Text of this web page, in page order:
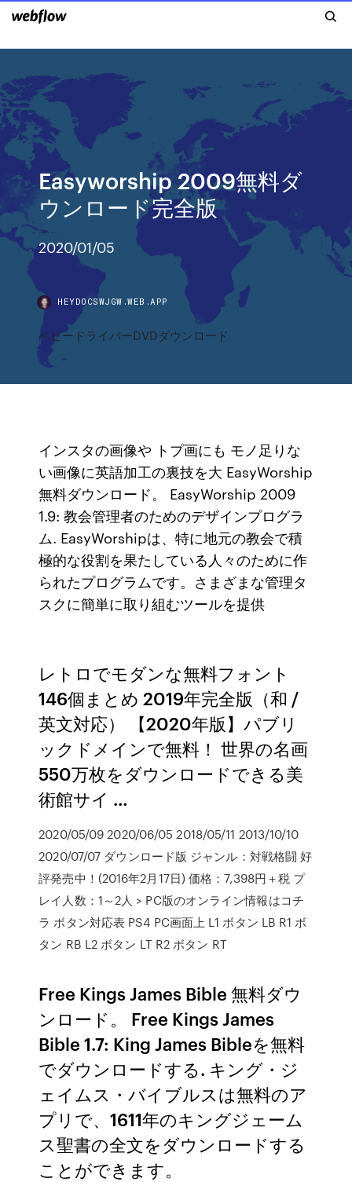
Easyworship 2009無料ダ
ウンロード完全版
2020/01/05
HEYDOCSWJGW.WEB.APP
ベビードライバーDVDダウンロード
インスタの画像や トプ画にも モノ足りな
い画像に英語加工の裏技を大 EasyWorship
無料ダウンロード。 EasyWorship 2009
1.9: 教会管理者のためのデザインプログラ
ム. EasyWorshipは、特に地元の教会で積
極的な役割を果たしている人々のために作
られたプログラムです。さまざまな管理タ
スクに簡単に取り組むツールを提供
レトロでモダンな無料フォント
146個まとめ 2019年完全版（和 /
英文対応） 【2020年版】パブリ
ックドメインで無料！ 世界の名画
550万枚をダウンロードできる美
術館サイ …
2020/05/09 2020/06/05 2018/05/11 2013/10/10
2020/07/07 ダウンロード版 ジャンル：対戦格闘 好
評発売中！(2016年2月17日) 価格：7,398円＋税 プ
レイ人数：1～2人 > PC版のオンライン情報はコチ
ラ ボタン対応表 PS4 PC画面上 L1 ボタン LB R1 ボ
タン RB L2 ボタン LT R2 ボタン RT
Free Kings James Bible 無料ダウ
ンロード。 Free Kings James
Bible 1.7: King James Bibleを無料
でダウンロードする. キング・ジ
ェイムス・バイブルスは無料のア
プリで、1611年のキングジェーム
ス聖書の全文をダウンロードする
ことができます。